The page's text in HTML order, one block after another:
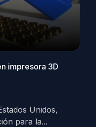
impresora 3D
Unidos,
para la...